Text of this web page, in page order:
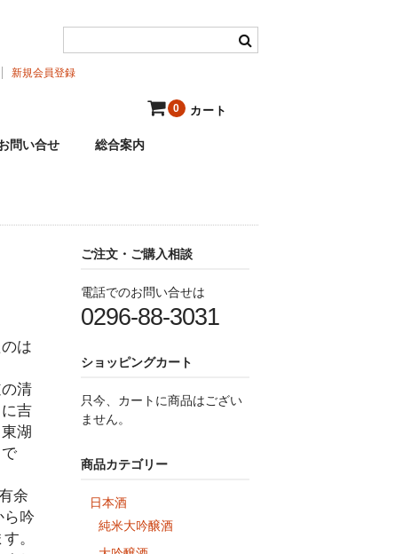
新規会員登録
0 カート
問い合せ 総合案内
は
清
吉
湖
余
ら吟
。
ご注文・ご購入相談
電話でのお問い合せは
0296-88-3031
ショッピングカート
只今、カートに商品はござい
ません。
商品カテゴリー
日本酒
純米大吟醸酒